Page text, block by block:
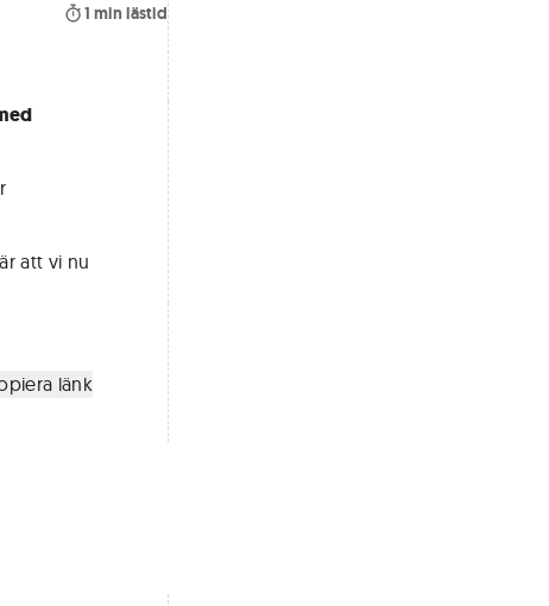
1 min lästid
att vi nu
länk